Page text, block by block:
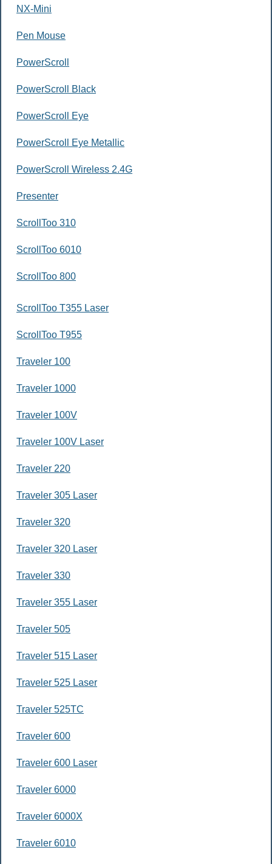
NX-Mini
Pen Mouse
PowerScroll
PowerScroll Black
PowerScroll Eye
PowerScroll Eye Metallic
PowerScroll Wireless 2.4G
Presenter
ScrollToo 310
ScrollToo 6010
ScrollToo 800
ScrollToo T355 Laser
ScrollToo T955
Traveler 100
Traveler 1000
Traveler 100V
Traveler 100V Laser
Traveler 220
Traveler 305 Laser
Traveler 320
Traveler 320 Laser
Traveler 330
Traveler 355 Laser
Traveler 505
Traveler 515 Laser
Traveler 525 Laser
Traveler 525TC
Traveler 600
Traveler 600 Laser
Traveler 6000
Traveler 6000X
Traveler 6010